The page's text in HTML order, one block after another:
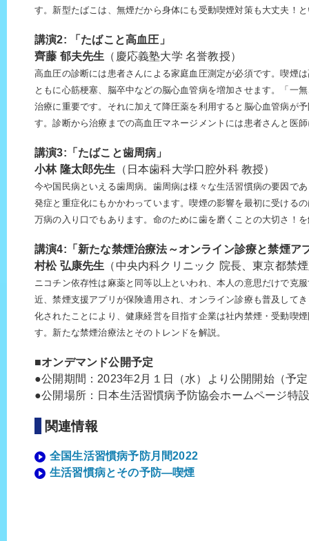
す。新型たばこは、無煙だから身体にも受動喫煙対策も大丈夫！
講演2: 「たばこと高血圧」
齊藤 郁夫先生 （慶応義塾大学 名誉教授）
高血圧の診断には患者さんによる家庭血圧測定が必須です。喫煙
ともに心筋梗塞、脳卒中などの脳心血管病を増加させます。「一
治療に重要です。それに加えて降圧薬を利用すると脳心血管病が
す。診断から治療までの高血圧マネージメントには患者さんと医
講演3:「たばこと歯周病」
小林 隆太郎先生 （日本歯科大学口腔外科 教授）
今や国民病といえる歯周病。歯周病は様々な生活習慣病の要因で
発症と重症化にもかかわっています。喫煙の影響を最初に受ける
万病の入り口でもあります。命のために歯を磨くことの大切さ！
講演4:「新たな禁煙治療法～オンライン診療と禁煙ア
村松 弘康先生 （中央内科クリニック 院長、東京都禁
ニコチン依存性は麻薬と同等以上といわれ、本人の意思だけで克
近、禁煙支援アプリが保険適用され、オンライン診療も普及して
化されたことにより、健康経営を目指す企業は社内禁煙・受動喫
す。新たな禁煙治療法とそのトレンドを解説。
■オンデマンド公開予定
●公開期間：2023年2月１日（水）より公開開始（予
●公開場所：日本生活習慣病予防協会ホームページ特
関連情報
全国生活習慣病予防月間2022
生活習慣病とその予防―喫煙